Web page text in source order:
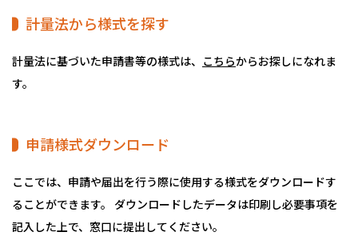
計量法から様式を探す
計量法に基づいた申請書等の様式は、 こちらからお探しになれま
す。
申請様式ダウンロード
ここでは、申請や届出を行う際に使用する様式をダウンロードす
ることができます。 ダウンロードしたデータは印刷し必要事項を
記入した上で、窓口に提出してください。